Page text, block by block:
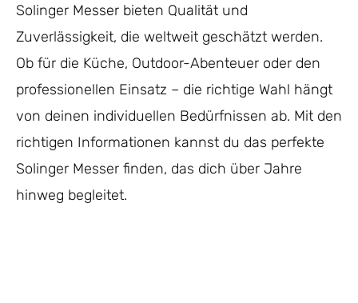
Solinger Messer bieten Qualität und
Zuverlässigkeit, die weltweit geschätzt werden.
Ob für die Küche, Outdoor-Abenteuer oder den
professionellen Einsatz – die richtige Wahl hängt
von deinen individuellen Bedürfnissen ab. Mit den
richtigen Informationen kannst du das perfekte
Solinger Messer finden, das dich über Jahre
hinweg begleitet.